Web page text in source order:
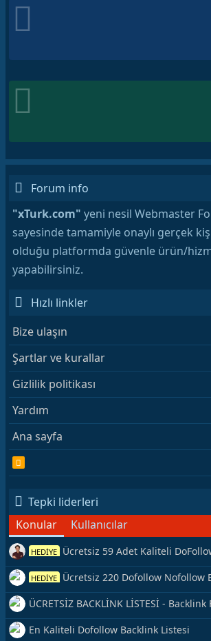
Forum info
"xTurk.com" yeni nesil Webmaster
sayesinde tamamiyle onaylı gerçek
olduğu platformda güvenle ürün/
yapabilirsiniz.
Hızlı linkler
Bize ulaşın
Şartlar ve kurallar
Gizlilik politikası
Yardım
Ana sayfa
R
S
Tepki liderleri
Konular
Kullanıcılar
HEDİYE Ücretsiz 59 Adet Kaliteli
Kaynağı Veriyorum.
HEDİYE Ücretsiz 220 Dofollow Nofollow
Veriyorum
ÜCRETSİZ BACKLİNK LİSTESİ - Backlink
Hemen Yetiş!
En Kaliteli Dofollow Backlink Listesi